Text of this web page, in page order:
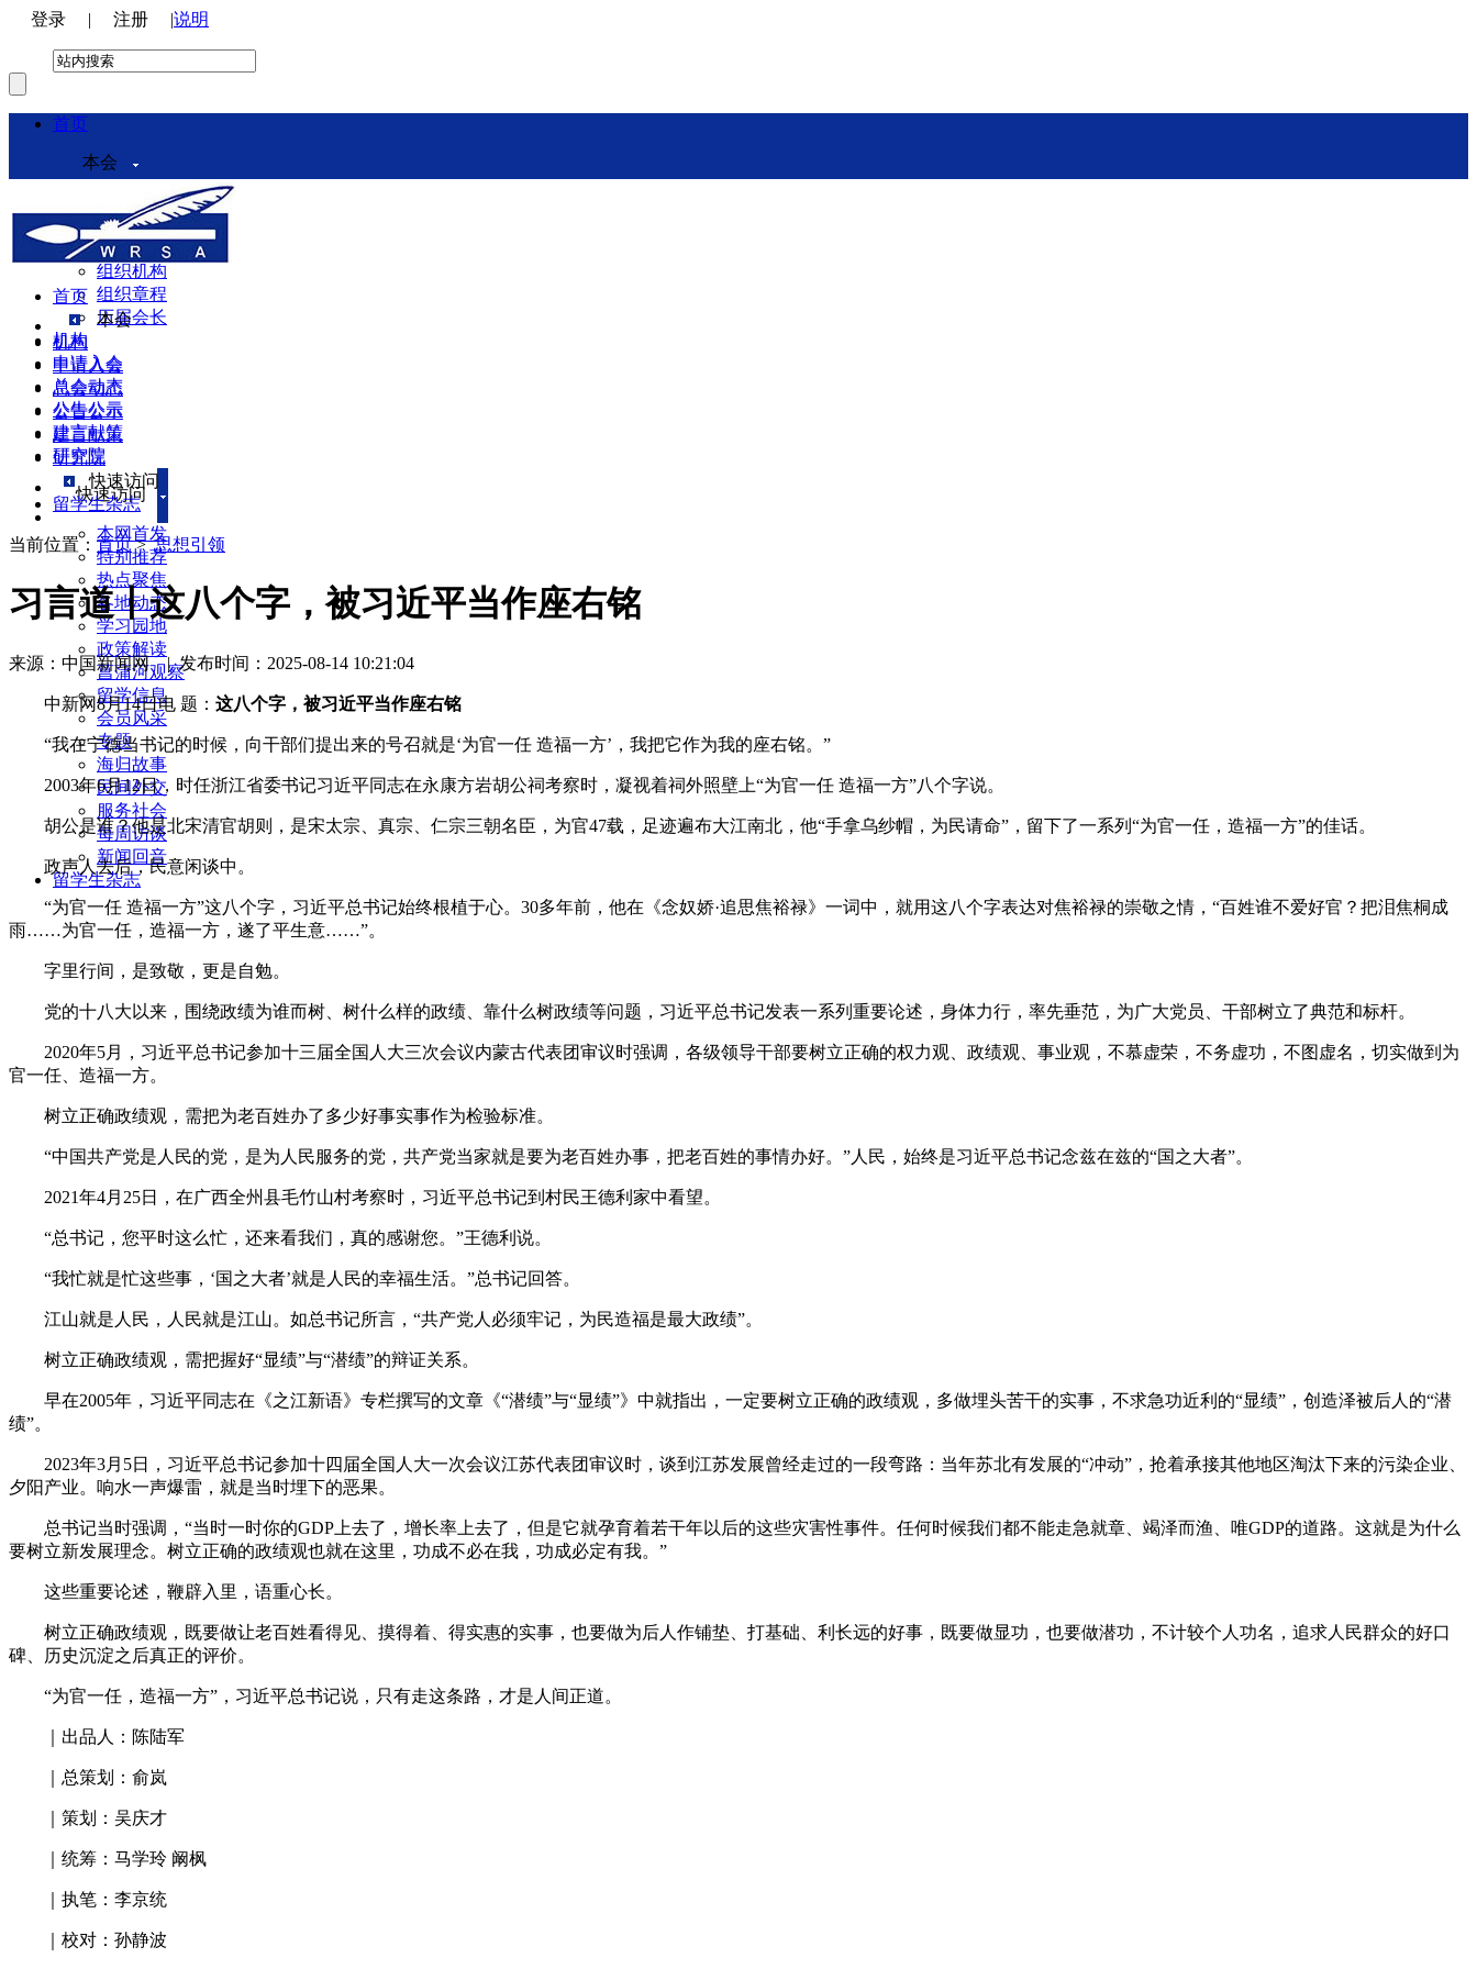
登录 | 注册 |说明
首页
本会
本会介绍
领导机构
理事会
组织机构
组织章程
历届会长
机构
申请入会
总会动态
公告公示
建言献策
研究院
快速访问
本网首发
特别推荐
热点聚焦
各地动态
学习园地
政策解读
菖蒲河观察
留学信息
会员风采
专题
海归故事
民间外交
服务社会
每周访谈
新闻回音
留学生杂志
首页
本会
机构
申请入会
总会动态
公告公示
建言献策
研究院
快速访问
留学生杂志
当前位置： 首页>思想引领
习言道丨这八个字，被习近平当作座右铭
来源：中国新闻网 |发布时间：2025-08-14 10:21:04
中新网8月14日电 题： 这八个字，被习近平当作座右铭
“我在宁德当书记的时候，向干部们提出来的号召就是‘为官一任 造福一方’，我把它作为我的座右铭。”
2003年6月12日，时任浙江省委书记习近平同志在永康方岩胡公祠考察时，凝视着祠外照壁上“为官一任 造福一方”八个字说。
胡公是谁？他是北宋清官胡则，是宋太宗、真宗、仁宗三朝名臣，为官47载，足迹遍布大江南北，他“手拿乌纱帽，为民请命”，留下了一系列“为官一任，造福一方”的佳话。
政声人去后，民意闲谈中。
“为官一任 造福一方”这八个字，习近平总书记始终根植于心。30多年前，他在《念奴娇·追思焦裕禄》一词中，就用这八个字表达对焦裕禄的崇敬之情，“百姓谁不爱好官？把泪焦桐成
雨……为官一任，造福一方，遂了平生意……”。
字里行间，是致敬，更是自勉。
党的十八大以来，围绕政绩为谁而树、树什么样的政绩、靠什么树政绩等问题，习近平总书记发表一系列重要论述，身体力行，率先垂范，为广大党员、干部树立了典范和标杆。
2020年5月，习近平总书记参加十三届全国人大三次会议内蒙古代表团审议时强调，各级领导干部要树立正确的权力观、政绩观、事业观，不慕虚荣，不务虚功，不图虚名，切实做到为
官一任、造福一方。
树立正确政绩观，需把为老百姓办了多少好事实事作为检验标准。
“中国共产党是人民的党，是为人民服务的党，共产党当家就是要为老百姓办事，把老百姓的事情办好。”人民，始终是习近平总书记念兹在兹的“国之大者”。
2021年4月25日，在广西全州县毛竹山村考察时，习近平总书记到村民王德利家中看望。
“总书记，您平时这么忙，还来看我们，真的感谢您。”王德利说。
“我忙就是忙这些事，‘国之大者’就是人民的幸福生活。”总书记回答。
江山就是人民，人民就是江山。如总书记所言，“共产党人必须牢记，为民造福是最大政绩”。
树立正确政绩观，需把握好“显绩”与“潜绩”的辩证关系。
早在2005年，习近平同志在《之江新语》专栏撰写的文章《“潜绩”与“显绩”》中就指出，一定要树立正确的政绩观，多做埋头苦干的实事，不求急功近利的“显绩”，创造泽被后人的“潜
绩”。
2023年3月5日，习近平总书记参加十四届全国人大一次会议江苏代表团审议时，谈到江苏发展曾经走过的一段弯路：当年苏北有发展的“冲动”，抢着承接其他地区淘汰下来的污染企业、
夕阳产业。响水一声爆雷，就是当时埋下的恶果。
总书记当时强调，“当时一时你的GDP上去了，增长率上去了，但是它就孕育着若干年以后的这些灾害性事件。任何时候我们都不能走急就章、竭泽而渔、唯GDP的道路。这就是为什么
要树立新发展理念。树立正确的政绩观也就在这里，功成不必在我，功成必定有我。”
这些重要论述，鞭辟入里，语重心长。
树立正确政绩观，既要做让老百姓看得见、摸得着、得实惠的实事，也要做为后人作铺垫、打基础、利长远的好事，既要做显功，也要做潜功，不计较个人功名，追求人民群众的好口
碑、历史沉淀之后真正的评价。
“为官一任，造福一方”，习近平总书记说，只有走这条路，才是人间正道。
｜出品人：陈陆军
｜总策划：俞岚
｜策划：吴庆才
｜统筹：马学玲 阚枫
｜执笔：李京统
｜校对：孙静波